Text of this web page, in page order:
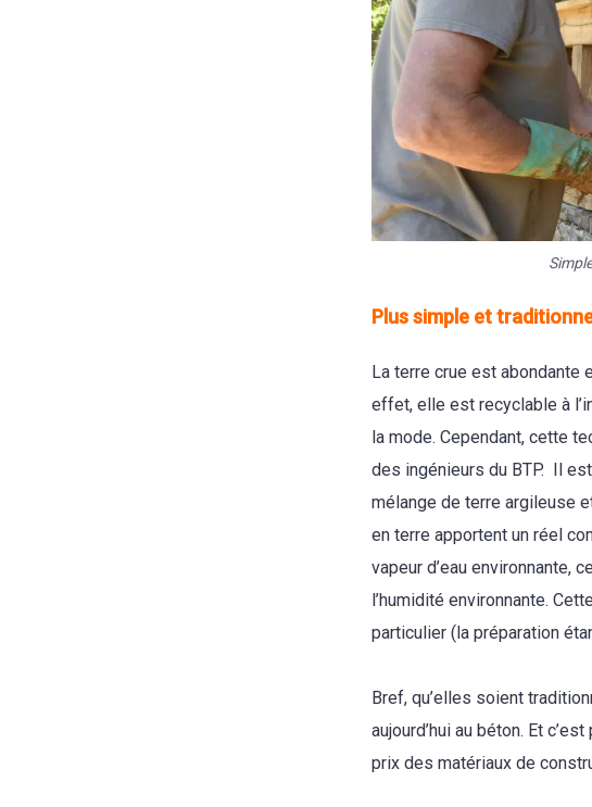
Plus simple et
La terre crue est abondante
effet, elle est recyclable à
la mode. Cependant, cette
des ingénieurs du BTP. Il
mélange de terre argileuse
en terre apportent un réel
vapeur d’eau environnante,
l’humidité environnante.
particulier (la préparation
Bref, qu’elles soient
aujourd’hui au béton. Et
prix des matériaux de